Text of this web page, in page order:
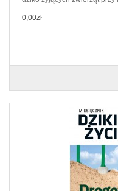
0,00zł